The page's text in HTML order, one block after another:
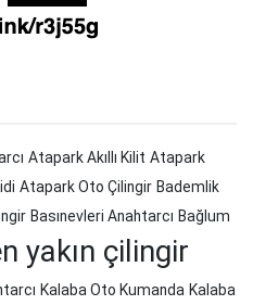
Atapark Akıllı Kilit Atapark
Atapark Oto Çilingir Bademlik
Basınevleri Anahtarcı Bağlum
yakın çilingir
Kalaba Oto Kumanda Kalaba